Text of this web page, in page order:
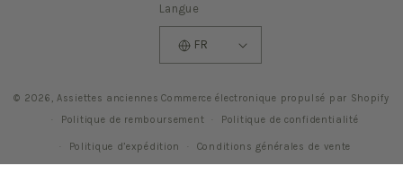
Langue
FR
© 2026,Assiettes anciennes Commerce électronique propulsé par Shopify
Politique de remboursement
Politique de confidentialité
Politique d’expédition Conditions générales de vente